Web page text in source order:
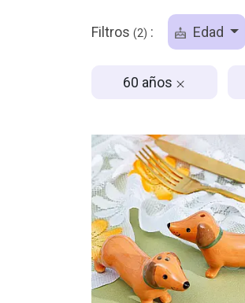
Filtros (2) : Edad
60 años